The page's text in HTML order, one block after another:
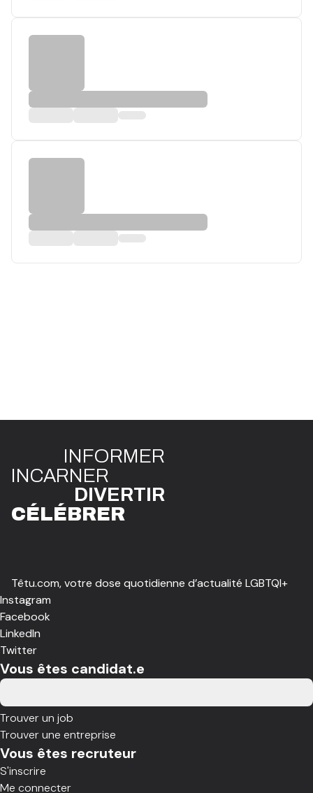
INFORMER
INCARNER
DIVERTIR
CÉLÉBRER
Têtu.com, votre dose quotidienne d’actualité LGBTQI+
Instagram
Facebook
LinkedIn
Twitter
Vous êtes candidat.e
Trouver un job
Trouver une entreprise
Vous êtes recruteur
S'inscrire
Me connecter